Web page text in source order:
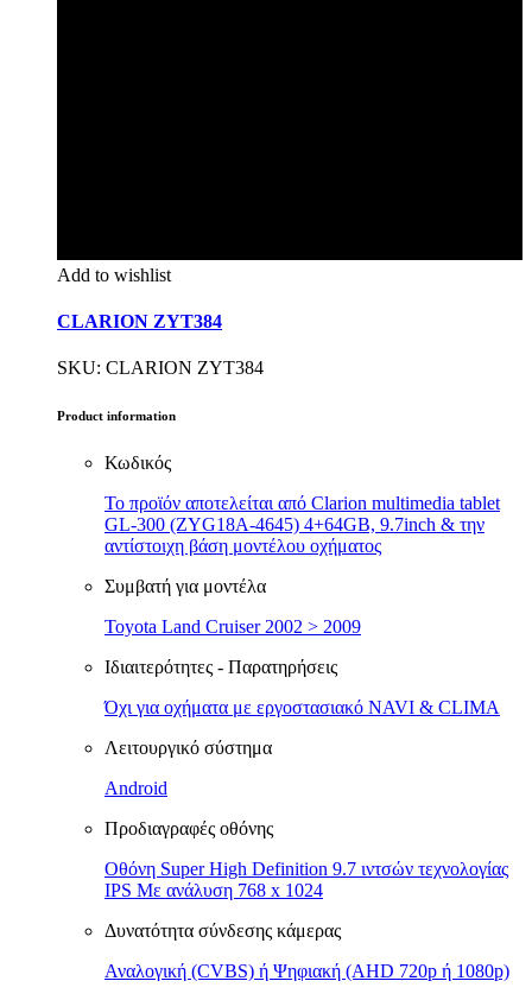
Add to wishlist
CLARION ZYT384
SKU: CLARION ZYT384
Product information
Κωδικός
Το προϊόν αποτελείται από Clarion multimedia tablet
GL-300 (ZYG18A-4645) 4+64GB, 9.7inch & την
αντίστοιχη βάση μοντέλου οχήματος
Συμβατή για μοντέλα
Toyota Land Cruiser 2002 > 2009
Ιδιαιτερότητες - Παρατηρήσεις
Όχι για οχήματα με εργοστασιακό NAVI & CLIMA
Λειτουργικό σύστημα
Android
Προδιαγραφές οθόνης
Οθόνη Super High Definition 9.7 ιντσών τεχνολογίας
IPS Με ανάλυση 768 x 1024
Δυνατότητα σύνδεσης κάμερας
Αναλογική (CVBS) ή Ψηφιακή (AHD 720p ή 1080p)